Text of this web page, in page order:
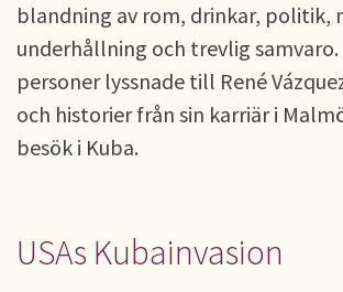
blandning av rom, drinkar, politik,
underhållning och trevlig samvaro.
personer lyssnade till René
och historier från sin karriär i
besök i Kuba.
USAs Kubainvasion